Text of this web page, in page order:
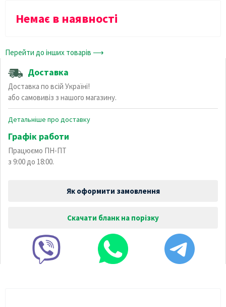
Немає в наявності
Перейти до інших товарів ⟶
Доставка
Доставка по всій Україні!
або самовивіз з нашого магазину.
Детальніше про доставку
Графік работи
Працюємо ПН-ПТ
з 9:00 до 18:00.
Як оформити замовлення
Скачати бланк на порізку